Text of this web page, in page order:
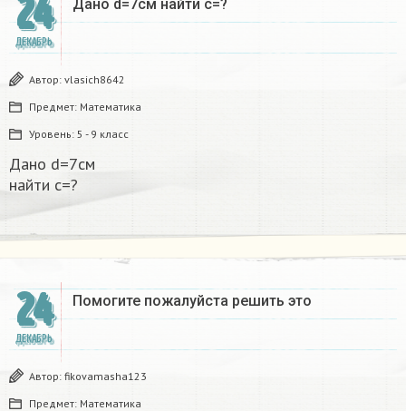
24
ДЕКАБРЬ
Дано d=7см найти с=?​
Автор: vlasich8642
Предмет: Математика
Уровень: 5 - 9 класс
Дано d=7см
найти с=?​
24
ДЕКАБРЬ
Помогите пожалуйста решить это
Автор: fikovamasha123
Предмет: Математика